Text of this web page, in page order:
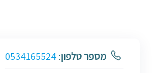
מספר טלפון:
0534165524